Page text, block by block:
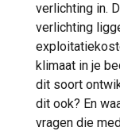
verlichting in.
verlichting
klimaat in je
dit soort
dit ook? En
vragen die